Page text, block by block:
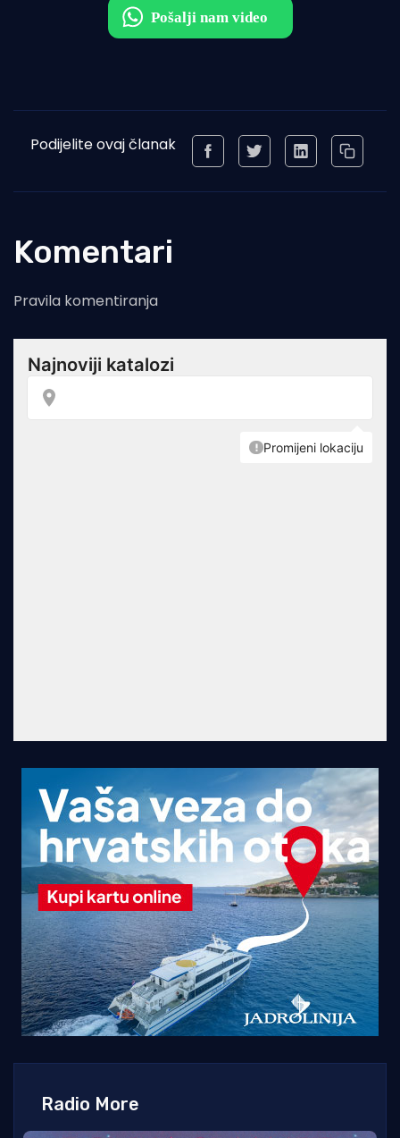
Podijelite ovaj članak
Komentari
Pravila komentiranja
Radio More